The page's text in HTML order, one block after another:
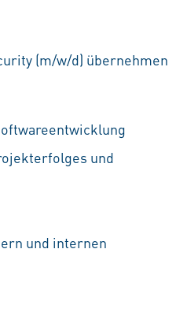
(m/w/d) übernehmen
und
und internen